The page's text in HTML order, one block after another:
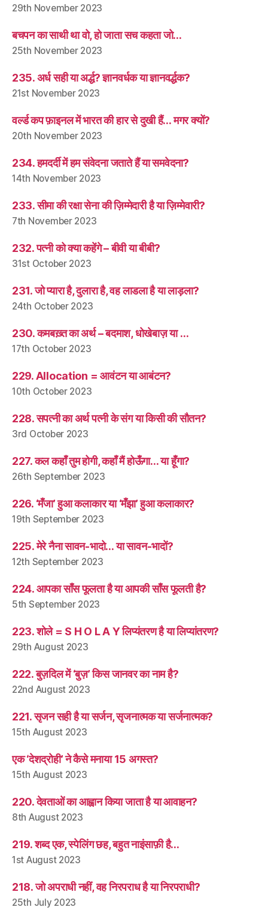
29th November 2023
बचपन का साथी था वो, हो जाता सच कहता जो…
25th November 2023
235. अर्ध सही या अर्द्ध? ज्ञानवर्धक या ज्ञानवर्द्धक?
21st November 2023
वर्ल्ड कप फ़ाइनल में भारत की हार से दुखी हैं… मगर क्यों?
20th November 2023
234. हमदर्दी में हम संवेदना जताते हैं या समवेदना?
14th November 2023
233. सीमा की रक्षा सेना की ज़िम्मेदारी है या ज़िम्मेवारी?
7th November 2023
232. पत्नी को क्या कहेंगे – बीवी या बीबी?
31st October 2023
231. जो प्यारा है, दुलारा है, वह लाडला है या लाड़ला?
24th October 2023
230. कमबख़्त का अर्थ – बदमाश, धोखेबाज़ या …
17th October 2023
229. Allocation = आवंटन या आबंटन?
10th October 2023
228. सपत्नी का अर्थ पत्नी के संग या किसी की सौतन?
3rd October 2023
227. कल कहाँ तुम होगी, कहाँ मैं होऊँगा… या हूँगा?
26th September 2023
226. ‘मँजा’ हुआ कलाकार या ‘मँझा’ हुआ कलाकार?
19th September 2023
225. मेरे नैना सावन-भादो… या सावन-भादों?
12th September 2023
224. आपका साँस फूलता है या आपकी साँस फूलती है?
5th September 2023
223. शोले = S H O L A Y लिप्यंतरण है या लिप्यांतरण?
29th August 2023
222. बुज़दिल में ‘बुज़’ किस जानवर का नाम है?
22nd August 2023
221. सृजन सही है या सर्जन, सृजनात्मक या सर्जनात्मक?
15th August 2023
एक ‘देशद्रोही’ ने कैसे मनाया 15 अगस्त?
15th August 2023
220. देवताओं का आह्वान किया जाता है या आवाहन?
8th August 2023
219. शब्द एक, स्पेलिंग छह, बहुत नाइंसाफ़ी है…
1st August 2023
218. जो अपराधी नहीं, वह निरपराध है या निरपराधी?
25th July 2023